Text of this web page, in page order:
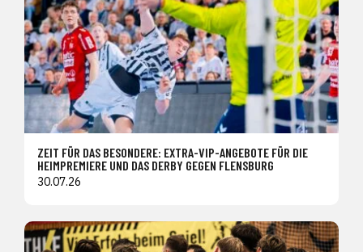
ZEIT FÜR DAS BESONDERE: EXTRA-VIP-ANGEBOTE FÜR DIE
HEIMPREMIERE UND DAS DERBY GEGEN FLENSBURG
30.07.26